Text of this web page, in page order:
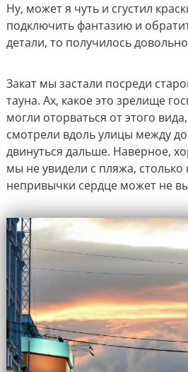
Ну, может я чуть и сгустил
подключить фантазию и
детали, то получилось
Закат мы застали посреди
тауна. Ах, какое это зрелище
могли оторваться от этого
смотрели вдоль улицы между
двинуться дальше. Наверное,
мы не увидели с пляжа, столько
непривычки сердце может не